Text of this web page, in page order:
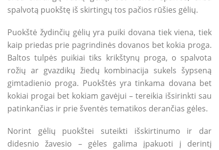
spalvotą puokštę iš skirtingų tos pačios rūšies gėlių.
Puokštė žydinčių gėlių yra puiki dovana tiek viena, tiek
kaip priedas prie pagrindinės dovanos bet kokia proga.
Baltos tulpės puikiai tiks krikštynų proga, o spalvota
rožių ar gvazdikų žiedų kombinacija sukels šypseną
gimtadienio proga. Puokštės yra tinkama dovana bet
kokiai progai bet kokiam gavėjui – tereikia išsirinkti sau
patinkančias ir prie šventės tematikos derančias gėles.
Norint gėlių puokštei suteikti išskirtinumo ir dar
didesnio žavesio – gėles galima įpakuoti į derintį